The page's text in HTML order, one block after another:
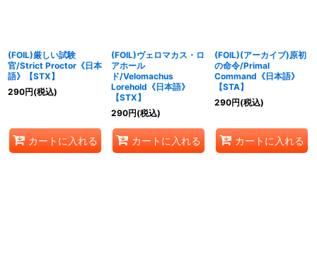
(FOIL)厳しい試験
官/Strict Proctor《日本
語》【STX】
290円(税込)
カートに入れる
(FOIL)ヴェロマカス・ロ
アホール
ド/Velomachus
Lorehold《日本語》
【STX】
290円(税込)
カートに入れる
(FOIL)(アーカイブ)原初
の命令/Primal
Command《日本語》
【STA】
290円(税込)
カートに入れる